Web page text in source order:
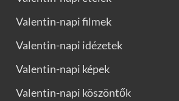
Valentin-napi filmek
Valentin-napi idézetek
Valentin-napi képek
Valentin-napi köszöntők